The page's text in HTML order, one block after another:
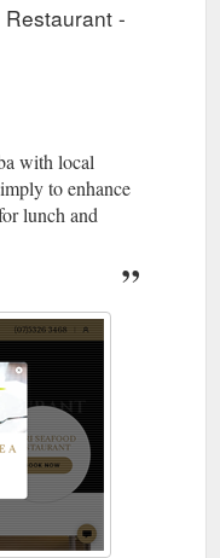
-
with local
to enhance
lunch and